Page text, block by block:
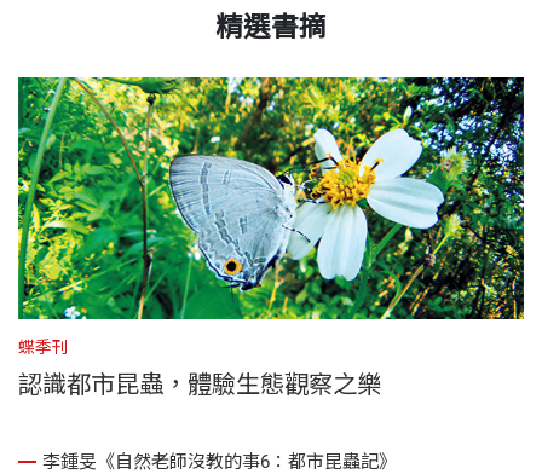
精選書摘
蝶季刊
認識都市昆蟲，體驗生態觀察之樂
李鍾旻《自然老師沒教的事6：都市昆蟲記》